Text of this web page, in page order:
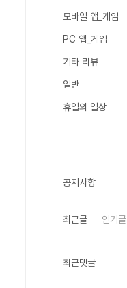
모바일 앱_게임
PC 앱_게임
기타 리뷰
일반
휴일의 일상
공지사항
최근글 인기글
최근댓글